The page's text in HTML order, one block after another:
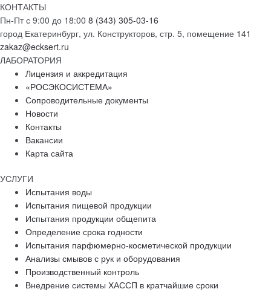
КОНТАКТЫ
Пн-Пт с 9:00 до 18:00 8 (343) 305-03-16
город Екатеринбург, ул. Конструкторов, стр. 5, помещение 141
zakaz@ecksert.ru
ЛАБОРАТОРИЯ
Лицензия и аккредитация
«РОСЭКОСИСТЕМА»
Сопроводительные документы
Новости
Контакты
Вакансии
Карта сайта
УСЛУГИ
Испытания воды
Испытания пищевой продукции
Испытания продукции общепита
Определение срока годности
Испытания парфюмерно-косметической продукции
Анализы смывов с рук и оборудования
Производственный контроль
Внедрение системы ХАССП в кратчайшие сроки